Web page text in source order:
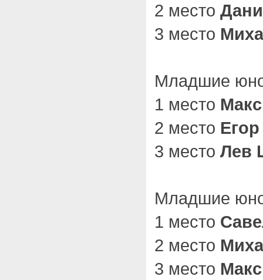
2 место
3 место
Младшие
1 место
2 место
3 место Лев
Младшие
1 место
2 место
3 место